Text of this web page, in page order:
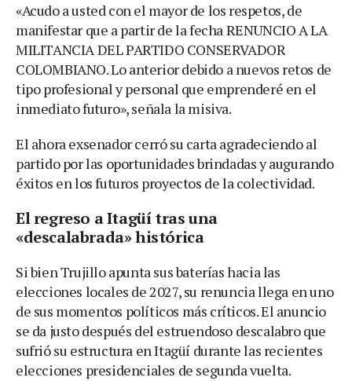
«Acudo a usted con el mayor de los respetos, de
manifestar que a partir de la fecha RENUNCIO A LA
MILITANCIA DEL PARTIDO CONSERVADOR
COLOMBIANO. Lo anterior debido a nuevos retos de
tipo profesional y personal que emprenderé en el
inmediato futuro», señala la misiva.
El ahora exsenador cerró su carta agradeciendo al
partido por las oportunidades brindadas y augurando
éxitos en los futuros proyectos de la colectividad.
El regreso a Itagüí tras una
«descalabrada» histórica
Si bien Trujillo apunta sus baterías hacia las
elecciones locales de 2027, su renuncia llega en uno
de sus momentos políticos más críticos. El anuncio
se da justo después del estruendoso descalabro que
sufrió su estructura en Itagüí durante las recientes
elecciones presidenciales de segunda vuelta.